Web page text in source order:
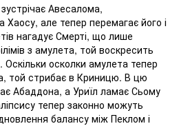
Авесалома,
але тепер перемагає його і
нагадує Смерті, що лише
з амулета, той воскресить
осколки амулета тепер
той стрибає в Криницю. В цю
Абаддона, а Уриїл ламає Сьому
тепер законно можуть
балансу між Пеклом і